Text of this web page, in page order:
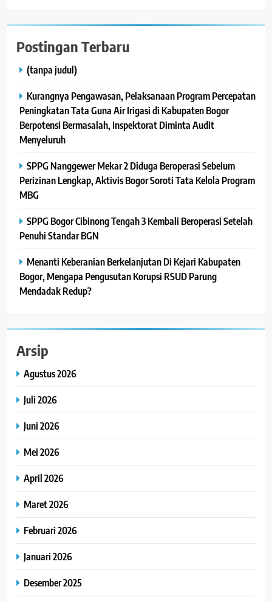
Postingan Terbaru
(tanpa judul)
Kurangnya Pengawasan, Pelaksanaan Program Percepatan
Peningkatan Tata Guna Air Irigasi di Kabupaten Bogor
Berpotensi Bermasalah, Inspektorat Diminta Audit
Menyeluruh
SPPG Nanggewer Mekar 2 Diduga Beroperasi Sebelum
Perizinan Lengkap, Aktivis Bogor Soroti Tata Kelola Program
MBG
SPPG Bogor Cibinong Tengah 3 Kembali Beroperasi Setelah
Penuhi Standar BGN
Menanti Keberanian Berkelanjutan Di Kejari Kabupaten
Bogor, Mengapa Pengusutan Korupsi RSUD Parung
Mendadak Redup?
Arsip
Agustus 2026
Juli 2026
Juni 2026
Mei 2026
April 2026
Maret 2026
Februari 2026
Januari 2026
Desember 2025